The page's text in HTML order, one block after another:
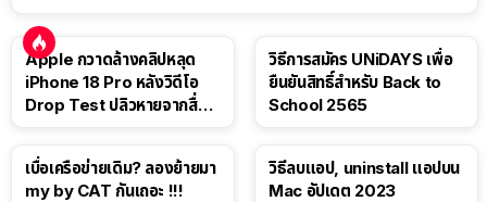
Apple กวาดล้างคลิปหลุด
iPhone 18 Pro หลังวิดีโอ
Drop Test ปลิวหายจากสื่อ
วิธีการสมัคร UNiDAYS เพื่อ
ยืนยันสิทธิ์สำหรับ Back to
School 2565
เบื่อเครือข่ายเดิม? ลองย้ายมา
my by CAT กันเถอะ !!!
วิธีลบแอป, uninstall แอปบน
Mac อัปเดต 2023